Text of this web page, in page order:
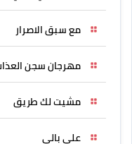
مع سبق الاصرار
مهرجان سجن
مشيت لك طريق
علي بالي